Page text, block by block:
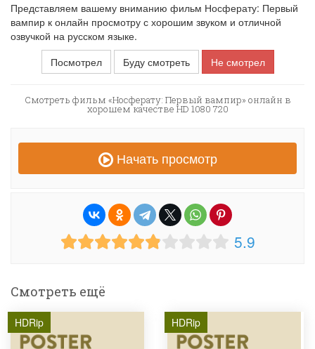
Представляем вашему вниманию фильм Носферату: Первый
вампир к онлайн просмотру с хорошим звуком и отличной
озвучкой на русском языке.
Посмотрел
Буду смотреть Не смотрел
Смотреть фильм «Носферату: Первый вампир» онлайн в
хорошем качестве HD 1080 720
Начать просмотр
5.9
Смотреть ещё
HDRip HDRip